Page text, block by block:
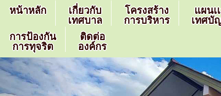
หน้าหลัก
เกี่ยวกับ
เทศบาล
โครงสร้าง
การบริหาร
แผนเ
เทศบั
การป้องกัน
การทุจริต
ติดต่อ
องค์กร